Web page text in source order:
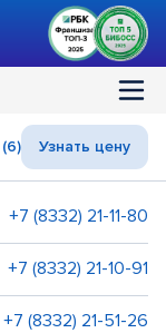
Узнать цену
+7 (8332) 21-11-80
+7 (8332) 21-10-91
+7 (8332) 21-51-26